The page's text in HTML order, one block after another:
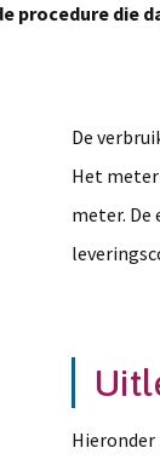
procedure die
De
Het
meter.
Hieronder